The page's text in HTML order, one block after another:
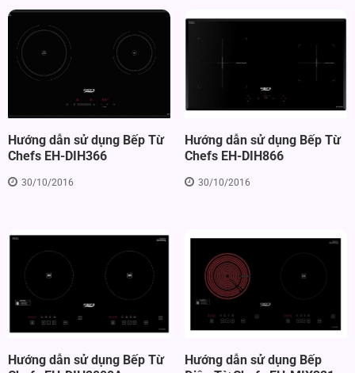
Hướng dẫn sử dụng Bếp Từ
Chefs EH-DIH366
30/10/2016
Hướng dẫn sử dụng Bếp Từ
Chefs EH-DIH866
30/10/2016
Hướng dẫn sử dụng Bếp Từ
Hướng dẫn sử dụng Bếp